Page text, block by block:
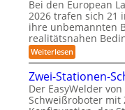
t
o
m
a
t
i
s
i
-
S
t
e
r
o
-
-
/
D
r
e
h
m
o
m
e
Bei den European
2026 trafen sich 21
ihre unbemannten
realitätsnahen
Weiterlesen:
L
e
i
s
t
Zwei-Stationen-
Der EasyWelder
Schweißroboter mit